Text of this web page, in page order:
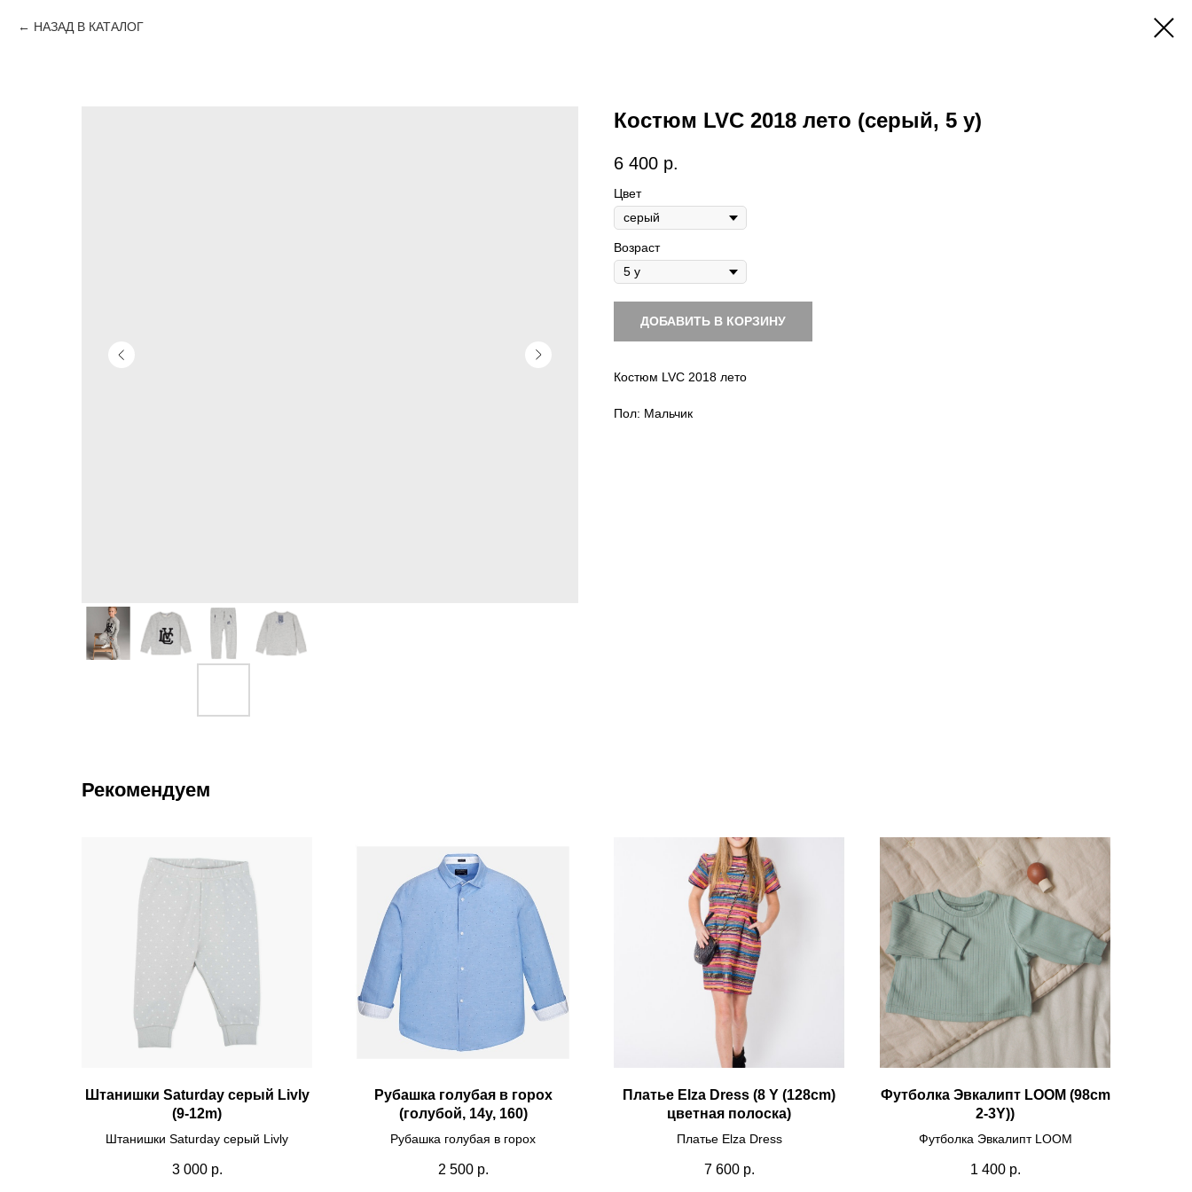
НАЗАД В КАТАЛОГ
Костюм LVC 2018 лето (серый, 5 y)
6 400 р.
Цвет
Возраст
ДОБАВИТЬ В КОРЗИНУ
Костюм LVC 2018 лето
Пол: Мальчик
Рекомендуем
Штанишки Saturday серый Livly
(9-12m)
Штанишки Saturday серый Livly
3 000 р.
Рубашка голубая в горох
(голубой, 14у, 160)
Рубашка голубая в горох
2 500 р.
Платье Elza Dress (8 Y (128cm)
цветная полоска)
Платье Elza Dress
7 600 р.
Футболка Эвкалипт LOOM (98cm
2-3Y))
Футболка Эвкалипт LOOM
1 400 р.